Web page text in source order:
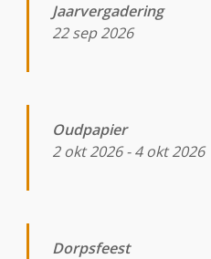
Jaarvergadering
22 sep 2026
Oudpapier
2 okt 2026-4 okt 2026
Dorpsfeest